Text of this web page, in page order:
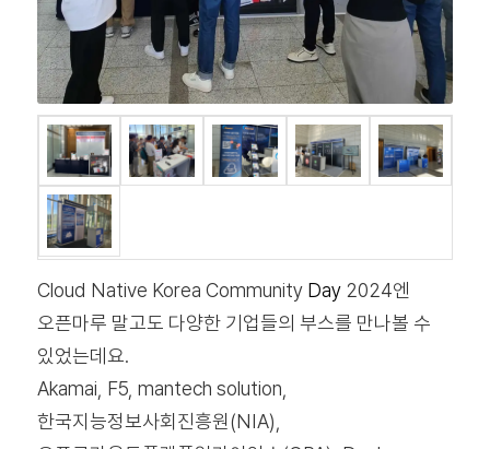
Cloud Native Korea Community Day2024엔
오픈마루 말고도 다양한 기업들의 부스를 만나볼 수
있었는데요.
Akamai, F5, mantech solution,
한국지능정보사회진흥원(NIA),